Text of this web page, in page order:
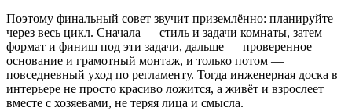
Поэтому финальный совет звучит приземлённо: планируйте
через весь цикл. Сначала — стиль и задачи комнаты, затем —
формат и финиш под эти задачи, дальше — проверенное
основание и грамотный монтаж, и только потом —
повседневный уход по регламенту. Тогда инженерная доска в
интерьере не просто красиво ложится, а живёт и взрослеет
вместе с хозяевами, не теряя лица и смысла.